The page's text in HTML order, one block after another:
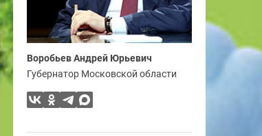
Воробьев Андрей Юрьевич
Губернатор Московской области